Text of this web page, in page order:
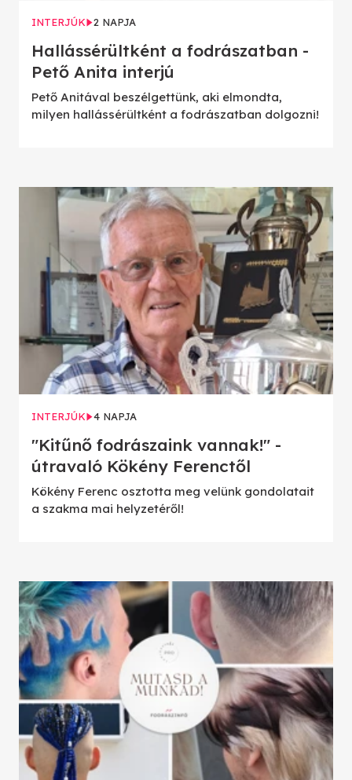
INTERJÚK 2 NAPJA
Hallássérültként a fodrászatban -
Pető Anita interjú
Pető Anitával beszélgettünk, aki elmondta,
milyen hallássérültként a fodrászatban dolgozni!
INTERJÚK 4 NAPJA
"Kitűnő fodrászaink vannak!" -
útravaló Kökény Ferenctől
Kökény Ferenc osztotta meg velünk gondolatait
a szakma mai helyzetéről!